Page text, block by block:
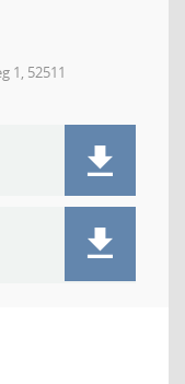
1, 52511